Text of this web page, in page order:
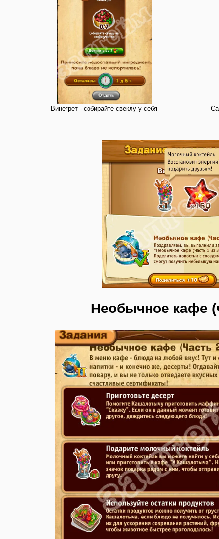
Винегрет - собирайте свеклу у себя
Необычное кафе